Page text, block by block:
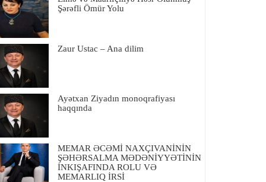
Şərəfli Ömür Yolu
Zaur Ustac – Ana dilim
Ayətxan Ziyadın monoqrafiyası
haqqında
MEMAR ƏCƏMİ NAXÇIVANİNİN
ŞƏHƏRSALMA MƏDƏNİYYƏTİNİN
İNKIŞAFINDA ROLU VƏ
MEMARLIQ İRSİ